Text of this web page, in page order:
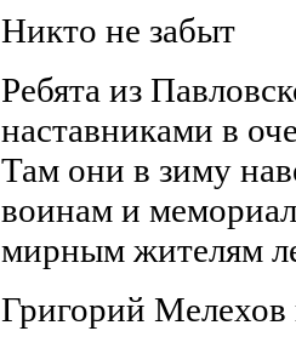
Никто не забыт
Ребята из
наставниками в
Там они в зиму
воинам и
мирным жителям
Григорий Мелехов